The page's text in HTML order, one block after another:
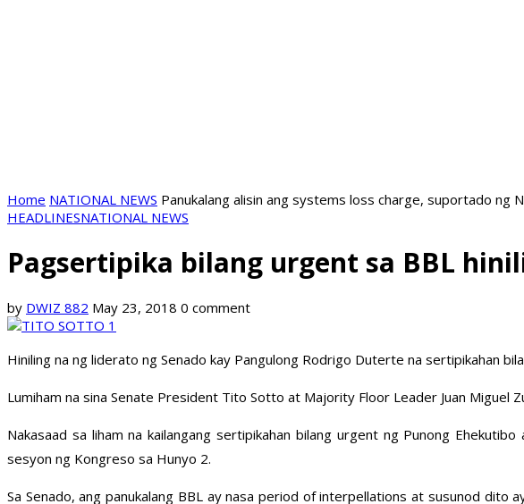
Home NATIONAL NEWS Panukalang alisin ang systems loss charge, suportado ng
HEADLINESNATIONAL NEWS
Pagsertipika bilang urgent sa BBL
by DWIZ 882 May 23, 2018 0 comment
Hiniling na ng liderato ng Senado kay Pangulong Rodrigo Duterte na sertipikahan
Lumiham na sina Senate President Tito Sotto at Majority Floor Leader Juan
Nakasaad sa liham na kailangang sertipikahan bilang urgent ng Punong
sesyon ng Kongreso sa Hunyo 2.
Sa Senado, ang panukalang BBL ay nasa period of interpellations at susunod